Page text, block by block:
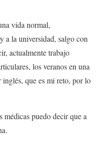
vida normal,
a la universidad, salgo con
actualmente trabajo
los veranos en una
que es mi reto, por lo
médicas puedo decir que a